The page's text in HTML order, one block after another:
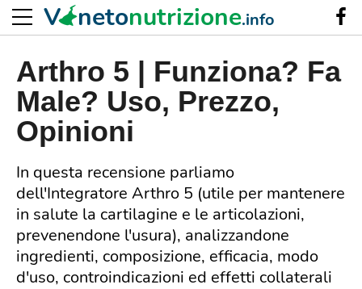
Arthro 5 | Funziona? Fa
Male? Uso, Prezzo,
Opinioni
In questa recensione parliamo
dell'Integratore Arthro 5 (utile per mantenere
in salute la cartilagine e le articolazioni,
prevenendone l'usura), analizzandone
ingredienti, composizione, efficacia, modo
d'uso, controindicazioni ed effetti collaterali
V netonutrizione.info